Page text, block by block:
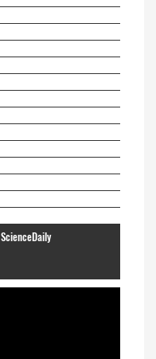
ScienceDaily